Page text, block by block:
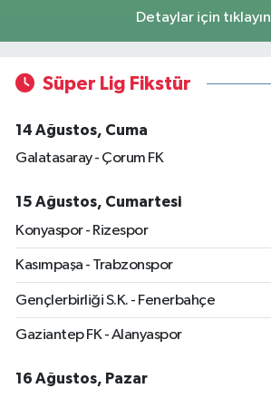
Detaylar için tıklayın
Süper Lig Fikstür
14 Ağustos, Cuma
Galatasaray - Çorum FK
15 Ağustos, Cumartesi
Konyaspor - Rizespor
Kasımpaşa - Trabzonspor
Gençlerbirliği S.K. - Fenerbahçe
Gaziantep FK - Alanyaspor
16 Ağustos, Pazar